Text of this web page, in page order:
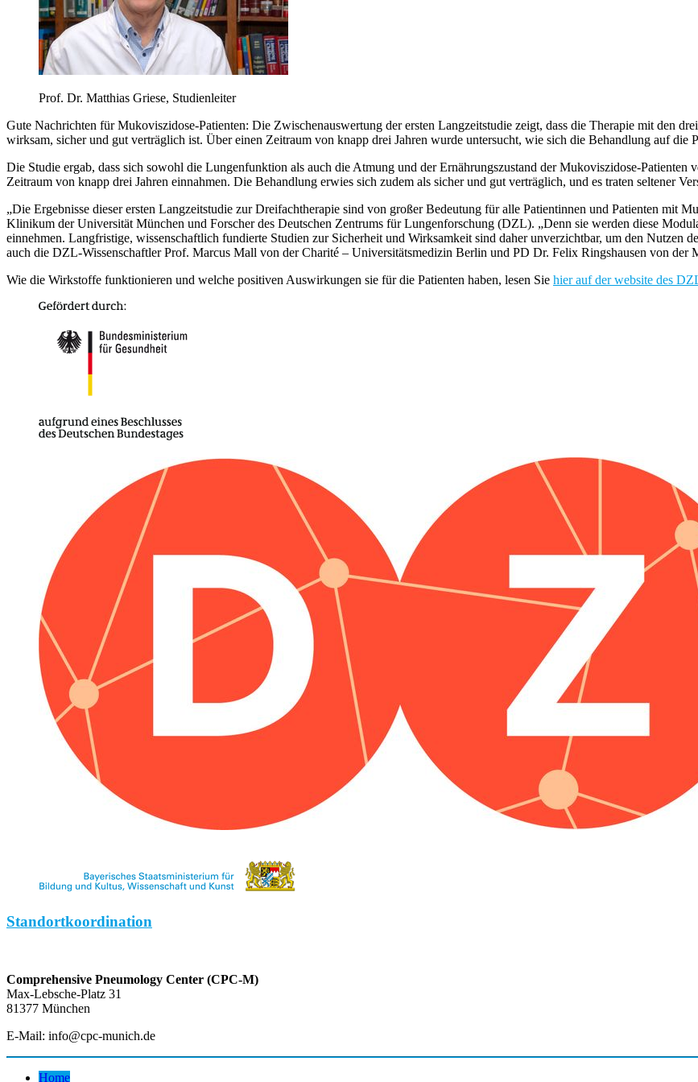
Prof. Dr. Matthias Griese, Studienleiter
Gute Nachrichten für Mukoviszidose-Patienten: Die Zwischenauswertung der ersten Langzeitstudie zeigt, dass die Therapie mit den
wirksam, sicher und gut verträglich ist. Über einen Zeitraum von knapp drei Jahren wurde untersucht, wie sich die Behandlung auf die
Die Studie ergab, dass sich sowohl die Lungenfunktion als auch die Atmung und der Ernährungszustand der Mukoviszidose-
Zeitraum von knapp drei Jahren einnahmen. Die Behandlung erwies sich zudem als sicher und gut verträglich, und es traten seltener
„Die Ergebnisse dieser ersten Langzeitstudie zur Dreifachtherapie sind von großer Bedeutung für alle Patientinnen und Patienten mit
Klinikum der Universität München und Forscher des Deutschen Zentrums für Lungenforschung (DZL). „Denn sie werden diese
einnehmen. Langfristige, wissenschaftlich fundierte Studien zur Sicherheit und Wirksamkeit sind daher unverzichtbar, um den Nutzen
auch die DZL-Wissenschaftler Prof. Marcus Mall von der Charité – Universitätsmedizin Berlin und PD Dr. Felix Ringshausen von der
Wie die Wirkstoffe funktionieren und welche positiven Auswirkungen sie für die Patienten haben, lesen Sie hier auf der website des
Standortkoordination
Comprehensive Pneumology Center (CPC-M)
Max-Lebsche-Platz 31
81377 München
E-Mail: info@cpc-munich.de
Home